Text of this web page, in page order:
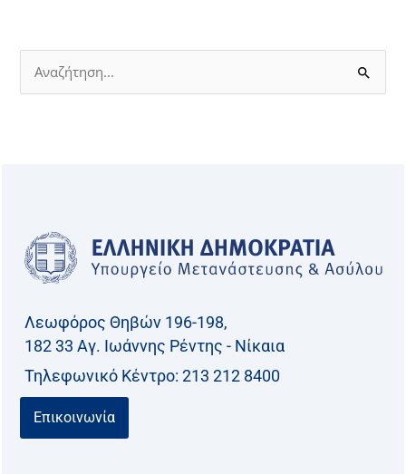
σ
Λεωφόρος Θηβών 196-198,
182 33 Aγ. Ιωάννης Ρέντης - Νίκαια
Τηλεφωνικό Kέντρο: 213 212 8400
Επικοινωνία